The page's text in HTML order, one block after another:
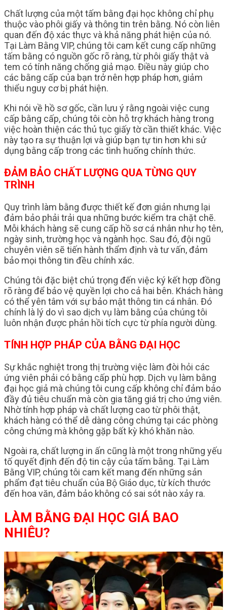
Chất lượng của một tấm bằng đại học không chỉ phụ
thuộc vào phôi giấy và thông tin trên bằng. Nó còn liên
quan đến độ xác thực và khả năng phát hiện của nó.
Tại Làm Bằng VIP, chúng tôi cam kết cung cấp những
tấm bằng có nguồn gốc rõ ràng, từ phôi giấy thật và
tem có tính năng chống giả mạo. Điều này giúp cho
các bằng cấp của bạn trở nên hợp pháp hơn, giảm
thiểu nguy cơ bị phát hiện.
Khi nói về hồ sơ gốc, cần lưu ý rằng ngoài việc cung
cấp bằng cấp, chúng tôi còn hỗ trợ khách hàng trong
việc hoàn thiện các thủ tục giấy tờ cần thiết khác. Việc
này tạo ra sự thuận lợi và giúp bạn tự tin hơn khi sử
dụng bằng cấp trong các tình huống chính thức.
ĐẢM BẢO CHẤT LƯỢNG QUA TỪNG QUY
TRÌNH
Quy trình làm bằng được thiết kế đơn giản nhưng lại
đảm bảo phải trải qua những bước kiểm tra chặt chẽ.
Mỗi khách hàng sẽ cung cấp hồ sơ cá nhân như họ tên,
ngày sinh, trường học và ngành học. Sau đó, đội ngũ
chuyên viên sẽ tiến hành thẩm định và tư vấn, đảm
bảo mọi thông tin đều chính xác.
Chúng tôi đặc biệt chú trọng đến việc ký kết hợp đồng
rõ ràng để bảo vệ quyền lợi cho cả hai bên. Khách hàng
có thể yên tâm với sự bảo mật thông tin cá nhân. Đó
chính là lý do vì sao dịch vụ làm bằng của chúng tôi
luôn nhận được phản hồi tích cực từ phía người dùng.
TÍNH HỢP PHÁP CỦA BẰNG ĐẠI HỌC
Sự khắc nghiệt trong thị trường việc làm đòi hỏi các
ứng viên phải có bằng cấp phù hợp. Dịch vụ làm bằng
đại học giả mà chúng tôi cung cấp không chỉ đảm bảo
đầy đủ tiêu chuẩn mà còn gia tăng giá trị cho ứng viên.
Nhờ tính hợp pháp và chất lượng cao từ phôi thật,
khách hàng có thể dễ dàng công chứng tại các phòng
công chứng mà không gặp bất kỳ khó khăn nào.
Ngoài ra, chất lượng in ấn cũng là một trong những yếu
tố quyết định đến độ tin cậy của tấm bằng. Tại Làm
Bằng VIP, chúng tôi cam kết mang đến những sản
phẩm đạt tiêu chuẩn của Bộ Giáo dục, từ kích thước
đến hoa văn, đảm bảo không có sai sót nào xảy ra.
LÀM BẰNG ĐẠI HỌC GIÁ BAO
NHIÊU?